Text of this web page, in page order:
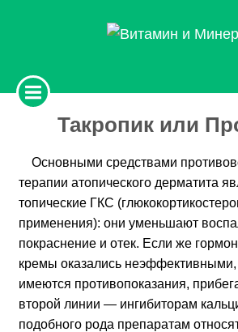
Такропик или
Основными средствами
терапии атопического дерматита
топические ГКС
применения): они уменьшают
покраснение и отек. Если же
кремы оказались неэффективными,
имеются противопоказания,
второй линии — ингибиторам
подобного рода препаратам